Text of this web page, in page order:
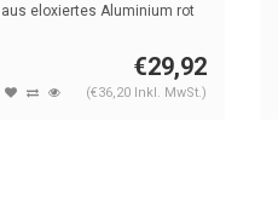
aus eloxiertes Aluminium rot
€29,92
(€36,20 Inkl. MwSt.)